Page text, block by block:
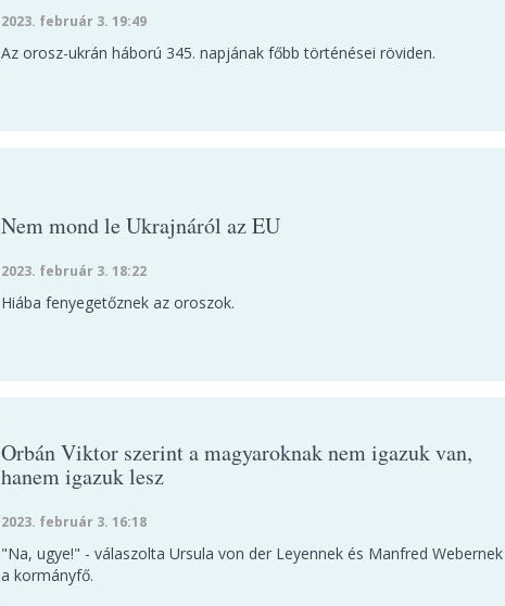
2023. február 3. 19:49
Az orosz-ukrán háború 345. napjának főbb történései röviden.
Nem mond le Ukrajnáról az EU
2023. február 3. 18:22
Hiába fenyegetőznek az oroszok.
Orbán Viktor szerint a magyaroknak nem igazuk van,
hanem igazuk lesz
2023. február 3. 16:18
"Na, ugye!" - válaszolta Ursula von der Leyennek és Manfred Webernek
a kormányfő.